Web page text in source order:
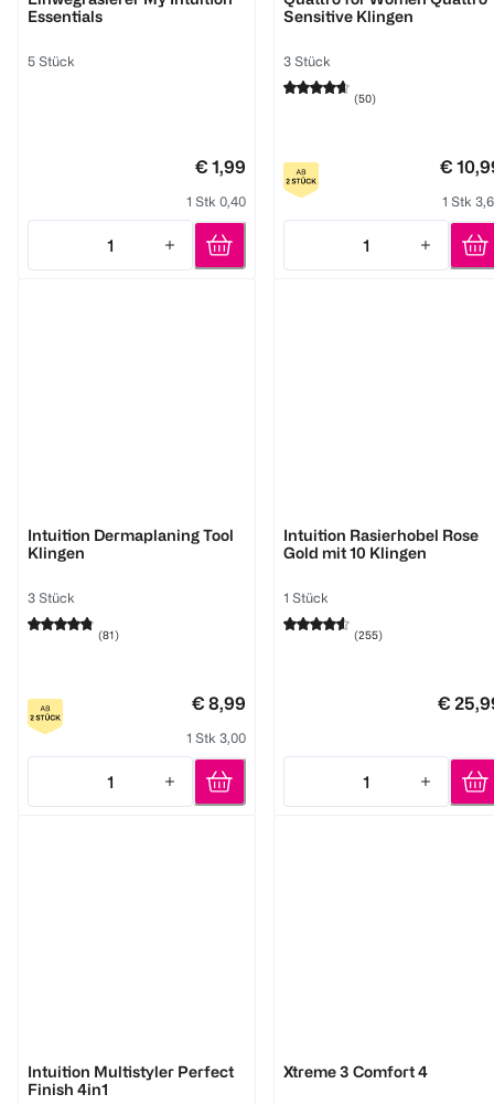
Essentials
5 Stück
€ 1,99
1 Stk 0,40
1
Quantity: 1
Sensitive Klingen
3 Stück
(50)
€
1 Stk
1
Quantity: 1
Intuition Dermaplaning Tool
Klingen
3 Stück
(81)
€ 8,99
1 Stk 3,00
1
Quantity: 1
Intuition Rasierhobel Rose
Gold mit 10 Klingen
1 Stück
(255)
€
1
Quantity: 1
Intuition Multistyler Perfect
Finish 4in1
Xtreme 3 Comfort 4